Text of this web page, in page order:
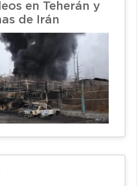
en Teherán y
de Irán